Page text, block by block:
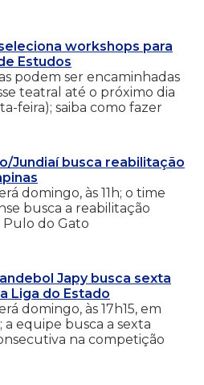
workshops para
Estudos
podem ser encaminhadas
teatral até o próximo dia
feira); saiba como fazer
Jundiaí busca reabilitação
domingo, às 11h; o time
busca a reabilitação
do Gato
Japy busca sexta
Liga do Estado
domingo, às 17h15, em
a equipe busca a sexta
na competição